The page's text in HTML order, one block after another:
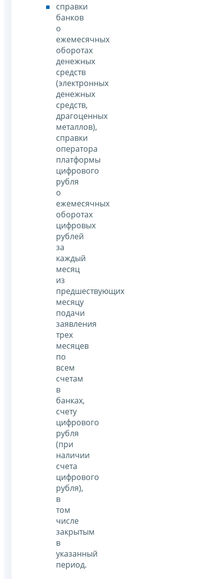
справки
банков
о
ежемесячных
оборотах
денежных
средств
(электронных
денежных
средств,
драгоценных
металлов),
справки
оператора
платформы
цифрового
рубля
о
ежемесячных
оборотах
цифровых
рублей
за
каждый
месяц
из
предшествующих
месяцу
подачи
заявления
трех
месяцев
по
всем
счетам
в
банках,
счету
цифрового
рубля
(при
наличии
счета
цифрового
рубля),
в
том
числе
закрытым
в
указанный
период.